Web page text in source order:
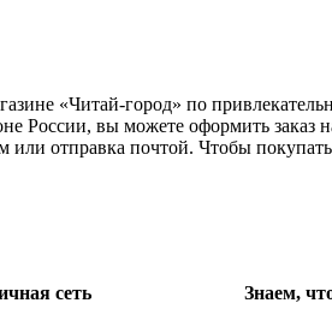
«Читай-город» по
вы можете оформить заказ
или отправка почтой. Чтобы
сеть Знаем,